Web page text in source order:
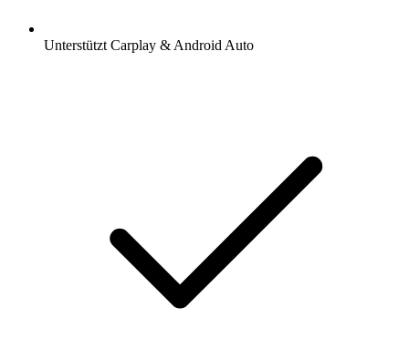
Unterstützt Carplay & Android Auto